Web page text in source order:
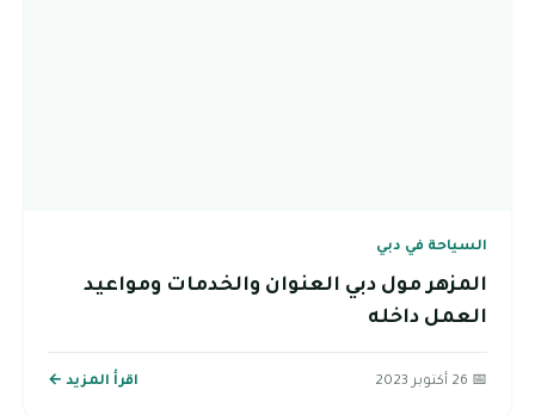
السياحة في دبي
المزهر مول دبي العنوان والخدمات ومواعيد
العمل داخله
📅 26 أكتوبر 2023 اقرأ المزيد ←